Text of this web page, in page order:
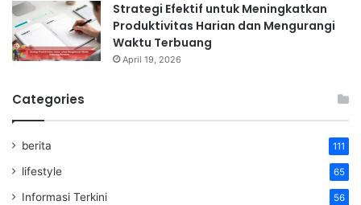
Strategi Efektif untuk Meningkatkan
Produktivitas Harian dan Mengurangi
Waktu Terbuang
April 19, 2026
Categories
berita 111
lifestyle 65
Informasi Terkini 56